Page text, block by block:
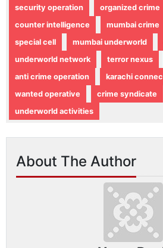
security operation
organized crime
counter intelligence
mumbai crime
special cell
mumbai underworld
underworld network
terror nexus
anti crime operation
karachi
wanted operative
crime syndicate
underworld activities
About The Author